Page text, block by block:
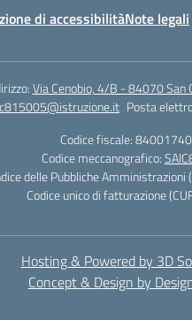
di accessibilitàNote legali
Via Cenobio, 4/B - 84070 San
Posta
Codice fiscale:
Codice meccanografico:
delle Pubbliche Amministrazioni
Codice unico di fatturazione
Hosting & Powered by 3D
Concept & Design by